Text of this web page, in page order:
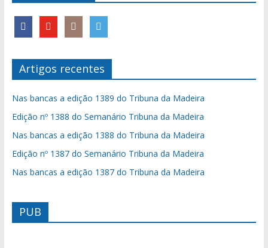
Artigos recentes
Nas bancas a edição 1389 do Tribuna da Madeira
Edição nº 1388 do Semanário Tribuna da Madeira
Nas bancas a edição 1388 do Tribuna da Madeira
Edição nº 1387 do Semanário Tribuna da Madeira
Nas bancas a edição 1387 do Tribuna da Madeira
PUB